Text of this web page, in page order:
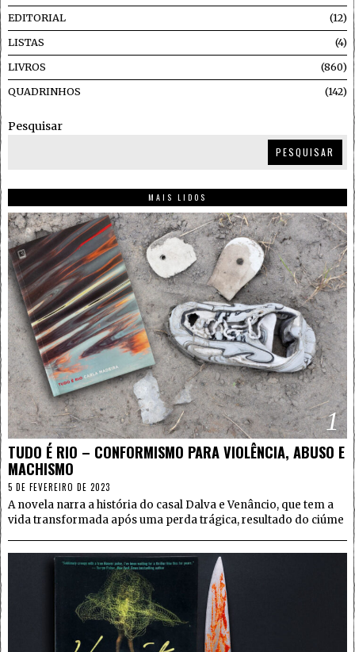
EDITORIAL 12
LISTAS 4
LIVROS 860
QUADRINHOS 142
Pesquisar
PESQUISAR
MAIS LIDOS
1
TUDO É RIO – CONFORMISMO PARA VIOLÊNCIA, ABUSO E
MACHISMO
5 DE FEVEREIRO DE 2023
A novela narra a história do casal Dalva e Venâncio, que tem a
vida transformada após uma perda trágica, resultado do ciúme